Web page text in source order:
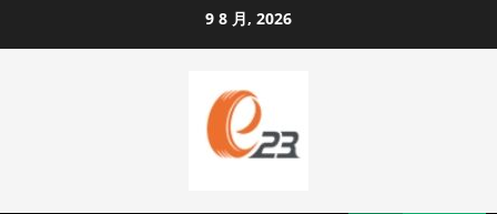
to
9 8 月, 2026